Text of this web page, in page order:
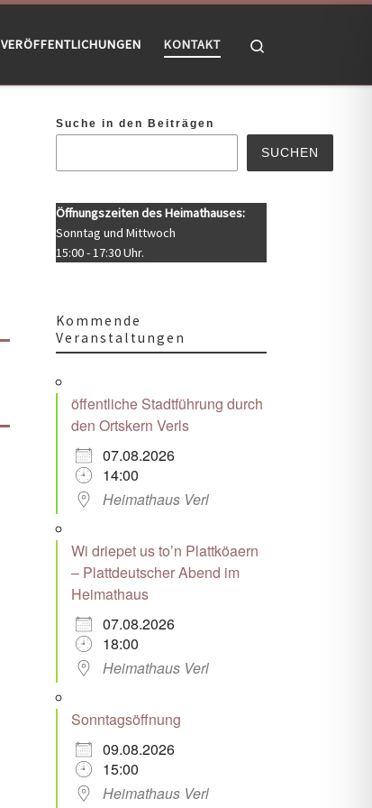
VERÖFFENTLICHUNGEN KONTAKT
Suche in den Beiträgen
SUCHEN
Öffnungszeiten des Heimathauses:
Sonntag und Mittwoch
15:00 - 17:30 Uhr.
Kommende
Veranstaltungen
öffentliche Stadtführung durch
den Ortskern Verls
07.08.2026
14:00
Heimathaus Verl
Wi driepet us to’n Plattköaern
– Plattdeutscher Abend im
Heimathaus
07.08.2026
18:00
Heimathaus Verl
Sonntagsöffnung
09.08.2026
15:00
Heimathaus Verl